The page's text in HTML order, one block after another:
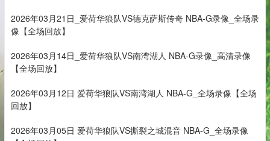
2026年03月21日_爱荷华狼队VS德克萨斯传奇 NBA-G录像_全场录
像【全场回放】
2026年03月14日_爱荷华狼队VS南湾湖人 NBA-G录像_高清录像
【全场回放】
2026年03月12日 爱荷华狼队VS南湾湖人 NBA-G_全场录像【全场
回放】
2026年03月05日 爱荷华狼队VS撕裂之城混音 NBA-G_全场录像